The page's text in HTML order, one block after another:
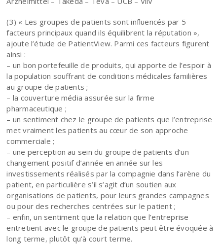
(3) « Les groupes de patients sont influencés par 5
facteurs principaux quand ils équilibrent la réputation »,
ajoute l’étude de PatientView. Parmi ces facteurs figurent
ainsi :
– un bon portefeuille de produits, qui apporte de l’espoir à
la population souffrant de conditions médicales familières
au groupe de patients ;
– la couverture média assurée sur la firme
pharmaceutique ;
– un sentiment chez le groupe de patients que l’entreprise
met vraiment les patients au cœur de son approche
commerciale ;
– une perception au sein du groupe de patients d’un
changement positif d’année en année sur les
investissements réalisés par la compagnie dans l’arène du
patient, en particulière s’il s’agit d’un soutien aux
organisations de patients, pour leurs grandes campagnes
ou pour des recherches centrées sur le patient ;
– enfin, un sentiment que la relation que l’entreprise
entretient avec le groupe de patients peut être évoquée à
long terme, plutôt qu’à court terme.